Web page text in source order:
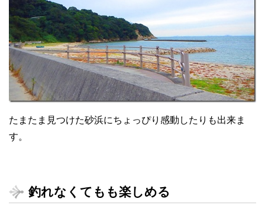
たまたま見つけた砂浜にちょっぴり感動したりも出来ま
す。
釣れなくてもも楽しめる